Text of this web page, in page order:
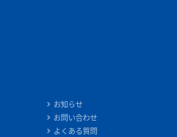
お知らせ
お問い合わせ
よくある質問